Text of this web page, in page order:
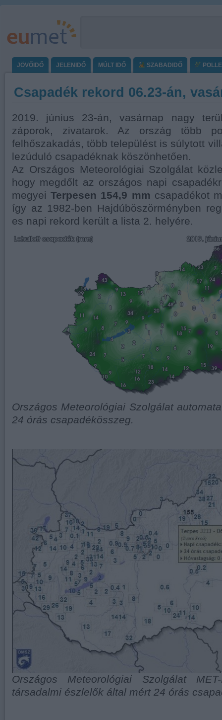
JÖVŐIDŐ JELENIDŐ MÚLT IDŐ SZABADIDŐ
Csapadék rekord 06.23-án,
2019. június 23-án, vasárnap nagy
záporok, zivatarok. Az ország több
felhőszakadás, több települést is súlytott
lezúduló csapadéknak köszönhetően.
Az Országos Meteorológiai Szolgálat
hogy megdőlt az országos napi
megyeiTerpesen 154,9 mm csapadékot
így az 1982-ben Hajdúböszörményben
es napi rekord került a lista 2. helyére.
Országos Meteorológiai Szolgálat
24 órás csapadékösszeg.
Országos Meteorológiai Szolgálat
társadalmi észlelők által mért 24 órás